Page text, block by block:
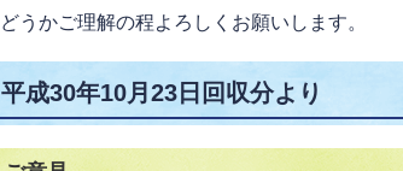
どうかご理解の程よろしくお願いします。
平成30年10月23日回収分より